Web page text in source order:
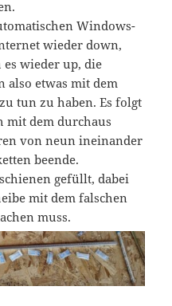
Windows-
wieder down,
wieder up, die
also etwas mit dem
tun zu haben. Es folgt
mit dem durchaus
von neun ineinander
beende.
gefüllt, dabei
mit dem falschen
muss.